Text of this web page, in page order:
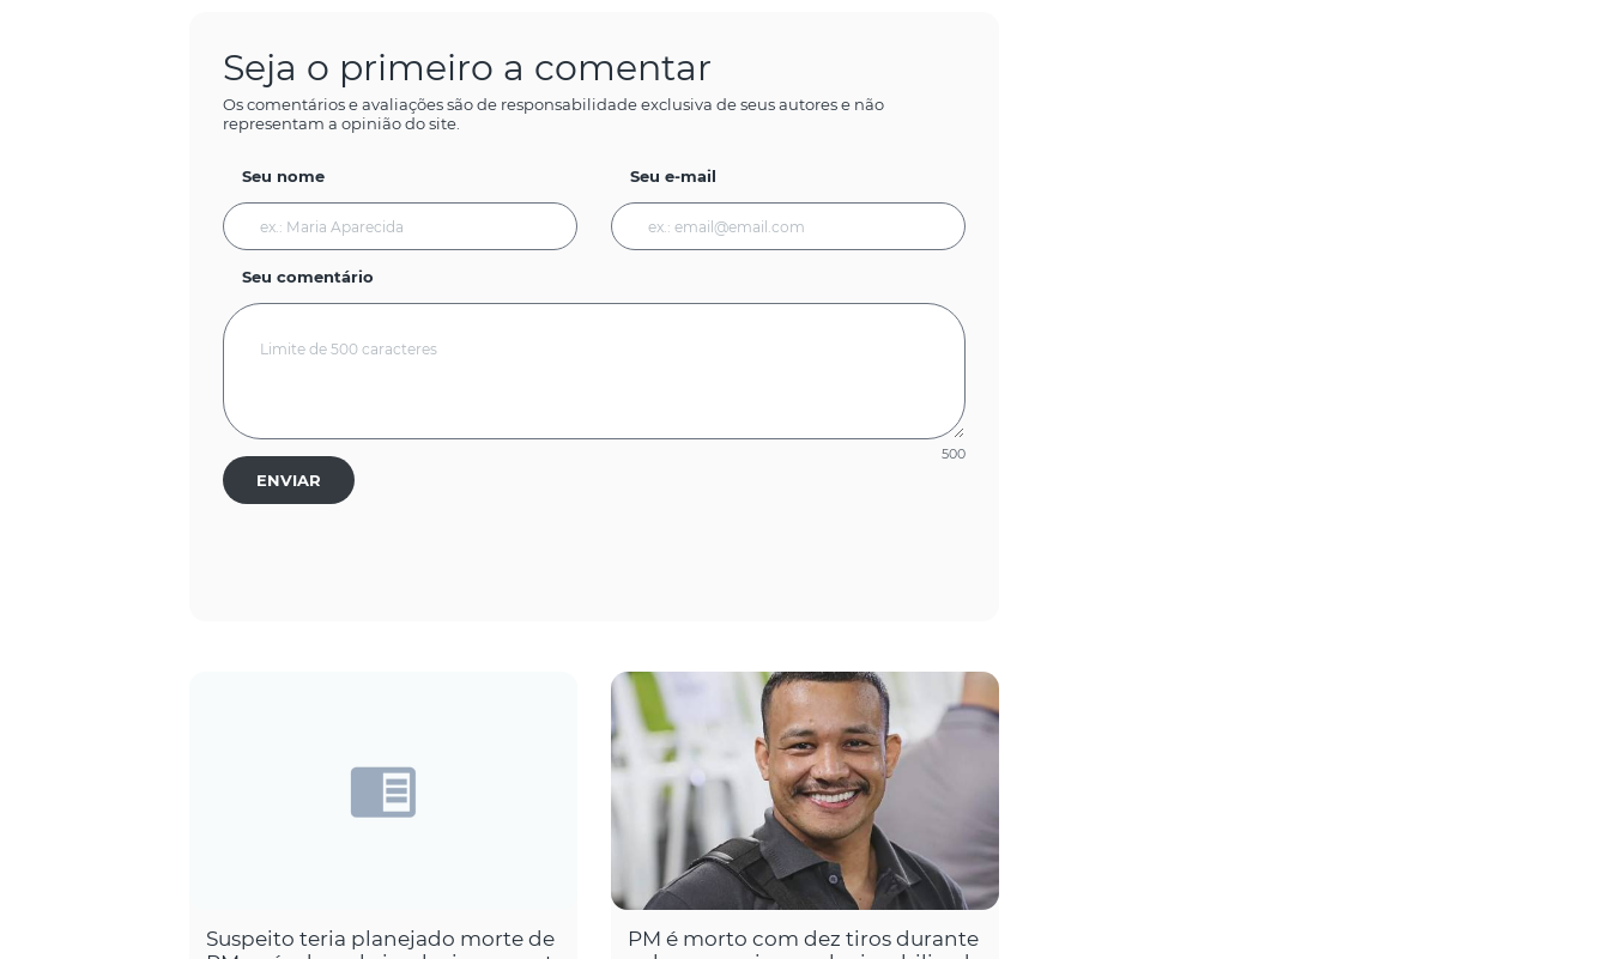
Seja o primeiro a comentar
Os comentários e avaliações são de responsabilidade exclusiva de seus autores e não
representam a opinião do site.
Seu nome Seu e-mail
Seu comentário
500
ENVIAR
Suspeito teria planejado morte de
PM é morto com dez tiros durante